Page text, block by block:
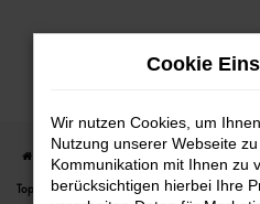
Zum
Startseite Bremen VW
Top Angebote
Cookie
Wir nutzen Cookies, um
Nutzung unserer Webseite
Kommunikation mit Ihnen zu
berücksichtigen hierbei Ihre